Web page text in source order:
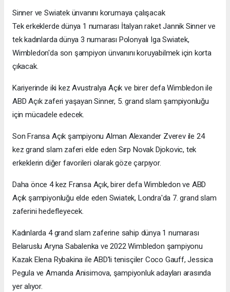
Sinner ve Swiatek ünvanını korumaya çalışacak
Tek erkeklerde dünya 1 numarası İtalyan raket Jannik Sinner ve
tek kadınlarda dünya 3 numarası Polonyalı Iga Swiatek,
Wimbledon'da son şampiyon ünvanını koruyabilmek için korta
çıkacak.
Kariyerinde iki kez Avustralya Açık ve birer defa Wimbledon ile
ABD Açık zaferi yaşayan Sinner, 5. grand slam şampiyonluğu
için mücadele edecek.
Son Fransa Açık şampiyonu Alman Alexander Zverev ile 24
kez grand slam zaferi elde eden Sırp Novak Djokovic, tek
erkeklerin diğer favorileri olarak göze çarpıyor.
Daha önce 4 kez Fransa Açık, birer defa Wimbledon ve ABD
Açık şampiyonluğu elde eden Swiatek, Londra'da 7. grand slam
zaferini hedefleyecek.
Kadınlarda 4 grand slam zaferine sahip dünya 1 numarası
Belaruslu Aryna Sabalenka ve 2022 Wimbledon şampiyonu
Kazak Elena Rybakina ile ABD'li tenisçiler Coco Gauff, Jessica
Pegula ve Amanda Anisimova, şampiyonluk adayları arasında
yer alıyor.